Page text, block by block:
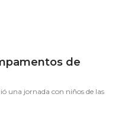
de
una jornada con niños de las